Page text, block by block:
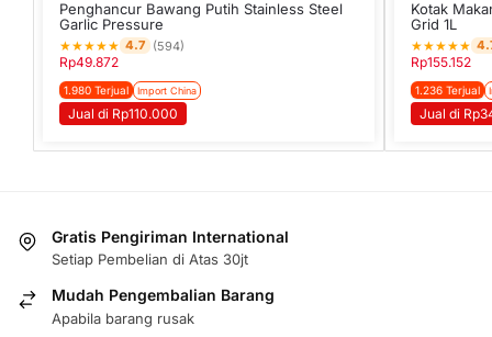
Penghancur Bawang Putih Stainless Steel
Garlic Pressure
★★★★★ 4.7 (594)
Rp49.872
1.980 Terjual Import China
Jual di Rp110.000
Kotak
Grid 1L
★★★★★
Rp155.152
1.236 Terjual
Jual di
Gratis Pengiriman International
Setiap Pembelian di Atas 30jt
Mudah Pengembalian Barang
Apabila barang rusak